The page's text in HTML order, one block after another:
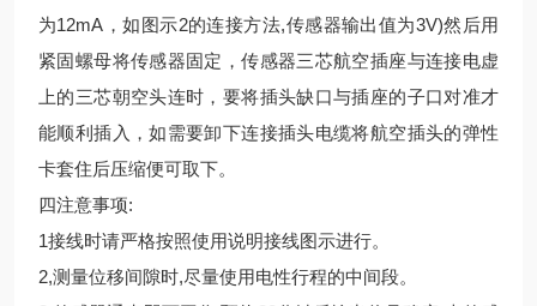
为12mA，如图示2的连接方法,传感器输出值为3V)然后用
紧固螺母将传感器固定，传感器三芯航空插座与连接电虚
上的三芯朝空头连时，要将插头缺口与插座的子口对准才
能顺利插入，如需要卸下连接插头电缆将航空插头的弹性
卡套住后压缩便可取下。
四注意事项:
1接线时请严格按照使用说明接线图示进行。
2,测量位移间隙时,尽量使用电性行程的中间段。